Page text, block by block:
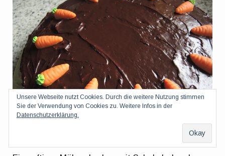
Unsere Webseite nutzt Cookies. Durch die weitere Nutzung stimmen
Sie der Verwendung von Cookies zu. Weitere Infos in der
Datenschutzerklärung.